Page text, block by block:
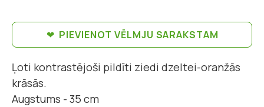
PIEVIENOT VĒLMJU SARAKSTAM
Ļoti kontrastējoši pildīti ziedi dzeltei-oranžās
krāsās.
Augstums - 35 cm